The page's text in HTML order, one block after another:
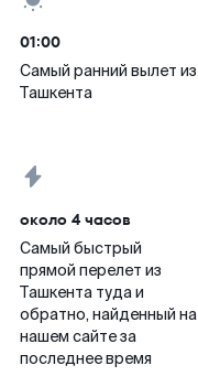
01:00
Самый ранний вылет из
Ташкента
около 4 часов
Самый быстрый
прямой перелет из
Ташкента туда и
обратно, найденный на
нашем сайте за
последнее время